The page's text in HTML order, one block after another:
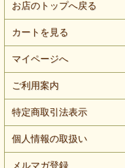
お店のトップへ戻る
カートを見る
マイページへ
ご利用案内
特定商取引法表示
個人情報の取扱い
メルマガ登録